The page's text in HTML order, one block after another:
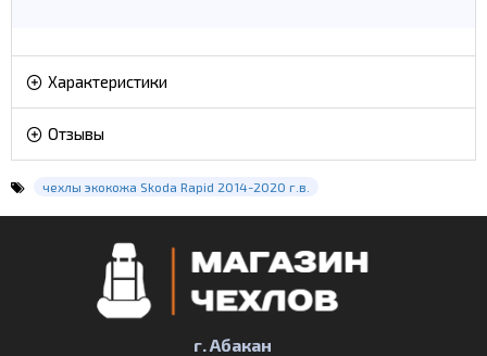
Характеристики
Отзывы
чехлы экокожа Skoda Rapid 2014-2020 г.в.
г. Абакан